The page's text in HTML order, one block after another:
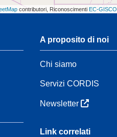
contributori, Riconoscimenti EC-GISCO
A proposito di noi
Chi siamo
Servizi CORDIS
Newsletter
Link correlati